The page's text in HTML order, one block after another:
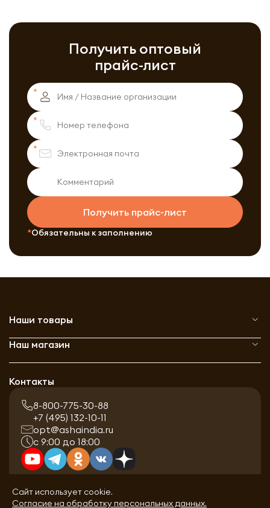
Получить оптовый
прайс-лист
Получить прайс-лист
Обязательны к заполнению
Наши товары
Наш магазин
Контакты
8-800-775-30-88
+7 (495) 132-10-11
opt@ashaindia.ru
с 9:00 до 18:00
Сайт использует cookie.
Согласие на обработку персональных данных.